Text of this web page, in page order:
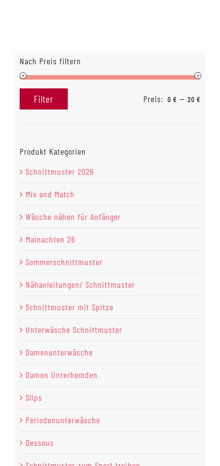
Nach Preis filtern
Filter Preis: 0 € — 20 €
Produkt Kategorien
Schnittmuster 2026
Mix and Match
Wäsche nähen für Anfänger
Mainachten 26
Sommerschnittmuster
Nähanleitungen/ Schnittmuster
Schnittmuster mit Spitze
Unterwäsche Schnittmuster
Damenunterwäsche
Damen Unterhemden
Slips
Periodenunterwäsche
Dessous